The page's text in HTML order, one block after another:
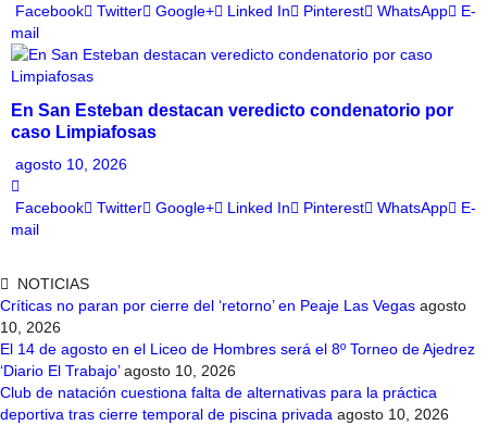
Facebook Twitter Google+ Linked In Pinterest WhatsApp
E-
mail
En San Esteban destacan veredicto condenatorio por
caso Limpiafosas
agosto 10, 2026
Facebook Twitter Google+ Linked In Pinterest WhatsApp
E-
mail
NOTICIAS
Críticas no paran por cierre del ‘retorno’ en Peaje Las Vegas agosto
10, 2026
El 14 de agosto en el Liceo de Hombres será el 8º Torneo de Ajedrez
‘Diario El Trabajo’ agosto 10, 2026
Club de natación cuestiona falta de alternativas para la práctica
deportiva tras cierre temporal de piscina privada agosto 10, 2026